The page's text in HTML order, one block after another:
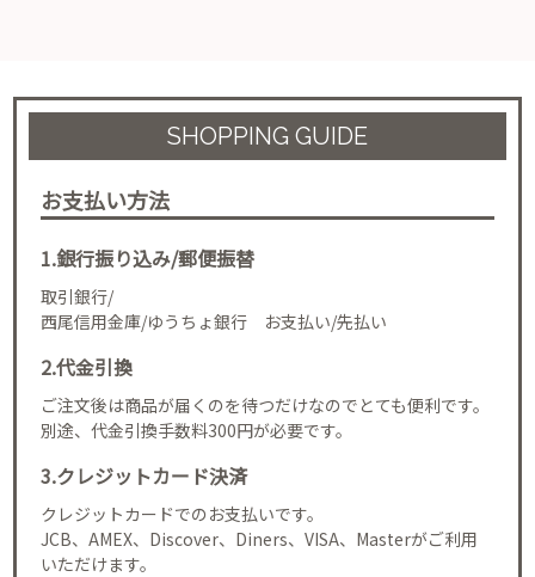
SHOPPING GUIDE
お支払い方法
1.銀行振り込み/郵便振替
取引銀行/
西尾信用金庫/ゆうちょ銀行 お支払い/先払い
2.代金引換
ご注文後は商品が届くのを待つだけなのでとても便利です。
別途、代金引換手数料300円が必要です。
3.クレジットカード決済
クレジットカードでのお支払いです。
JCB、AMEX、Discover、Diners、VISA、Masterがご利用
いただけます。